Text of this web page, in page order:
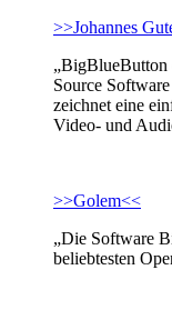
>>Johannes
„BigBlueButton
Source
zeichnet eine
Video- und
>>Golem<<
„Die Software
beliebtesten